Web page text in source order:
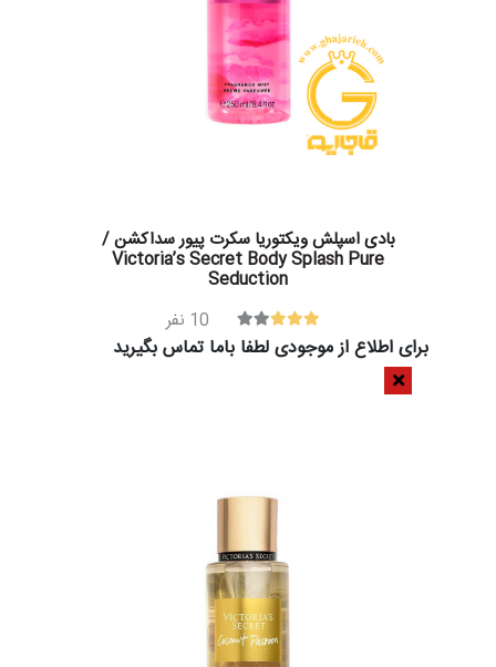
بادی اسپلش ویکتوریا سکرت پیور سداکشن /
Victoria’s Secret Body Splash Pure
Seduction
10 نفر
برای اطلاع از موجودی لطفا باما تماس بگیرید